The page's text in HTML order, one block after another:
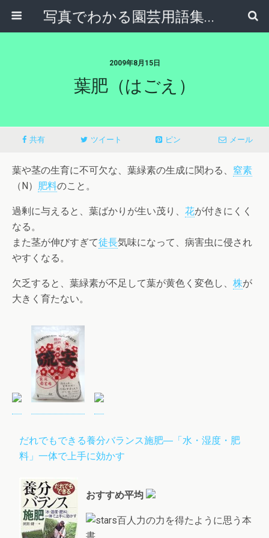
写真でわかる園芸用語集｜見て納得！かんたんガーデニング用語辞典
2009年8月15日
葉肥（はごえ）
共有 ツイート ピン メール
葉や茎の生育に不可欠な、葉緑素の生成に関わる、 窒素
（N） 肥料のこと。
過剰に与えると、葉ばかりが生い茂り、 花が付きにくく
なる。
また茎が伸びすぎて徒長気味になって、病害虫に侵され
やすくなる。
欠乏すると、葉緑素が不足して葉が黄色く変色し、 株が
大きく育たない。
だれでもできる養分バランス施肥―「水・湿度・肥
料」一体で上手に効かす
おすすめ平均
百人力の力を得たように思う本